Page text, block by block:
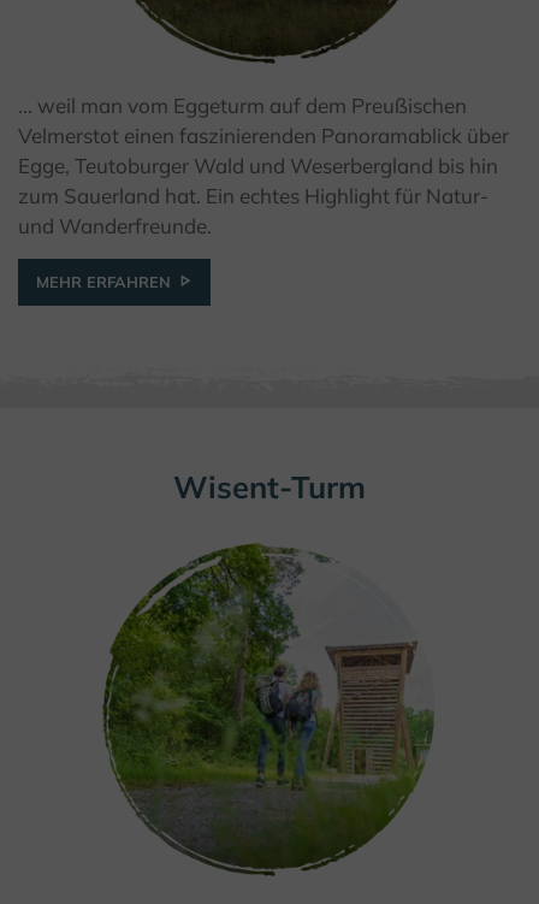
© Teutoburger Wald Tourismus / W. Peters
... weil man vom Eggeturm auf dem Preußischen
Velmerstot einen faszinierenden Panoramablick über
Egge, Teutoburger Wald und Weserbergland bis hin
zum Sauerland hat. Ein echtes Highlight für Natur-
und Wanderfreunde.
MEHR ERFAHREN
Wisent-Turm